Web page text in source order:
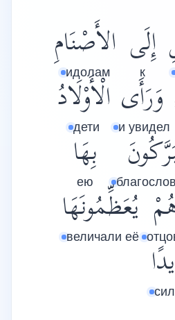
إِلَى
к
الأَصْنَامِ
идолам
وَرَأَى
и увидел
الْأَوْلَادُ
дети
بِهَا
ею
يُعَظِّمُونَهَا
величали её